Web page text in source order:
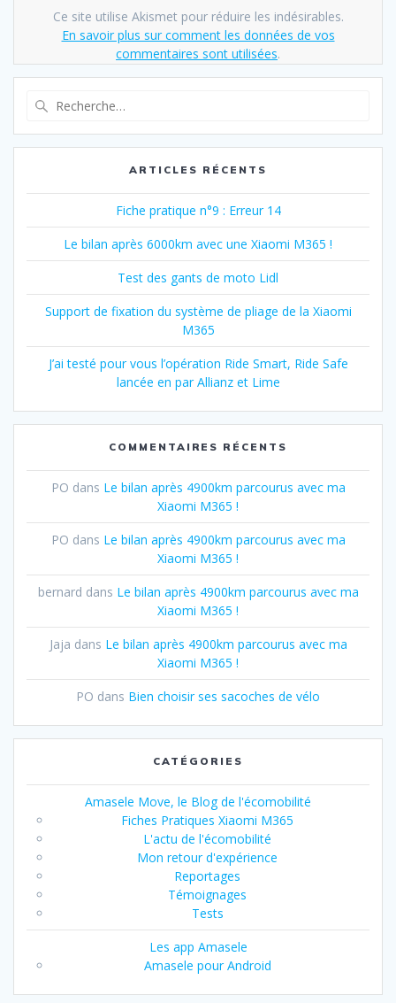
Ce site utilise Akismet pour réduire les indésirables.
En savoir plus sur comment les données de vos
commentaires sont utilisées.
:
ARTICLES RÉCENTS
Fiche pratique n°9 : Erreur 14
Le bilan après 6000km avec une Xiaomi M365 !
Test des gants de moto Lidl
Support de fixation du système de pliage de la Xiaomi
M365
J’ai testé pour vous l’opération Ride Smart, Ride Safe
lancée en par Allianz et Lime
COMMENTAIRES RÉCENTS
PO dans Le bilan après 4900km parcourus avec ma
Xiaomi M365 !
PO dans Le bilan après 4900km parcourus avec ma
Xiaomi M365 !
bernard dans Le bilan après 4900km parcourus avec ma
Xiaomi M365 !
Jaja dans Le bilan après 4900km parcourus avec ma
Xiaomi M365 !
PO dans Bien choisir ses sacoches de vélo
CATÉGORIES
Amasele Move, le Blog de l'écomobilité
Fiches Pratiques Xiaomi M365
L'actu de l'écomobilité
Mon retour d'expérience
Reportages
Témoignages
Tests
Les app Amasele
Amasele pour Android